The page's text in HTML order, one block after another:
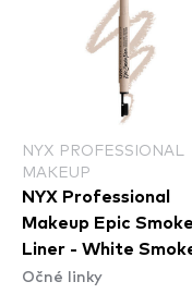
NYX PROFESSIONAL
MAKEUP
NYX Professional
Makeup Epic Smoke
Liner - White
(ESL01)
Očné linky